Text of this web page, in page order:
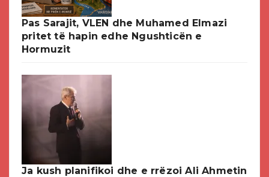
Pas Sarajit, VLEN dhe Muhamed Elmazi
pritet të hapin edhe Ngushticën e
Hormuzit
Ja kush planifikoi dhe e rrëzoi Ali Ahmetin